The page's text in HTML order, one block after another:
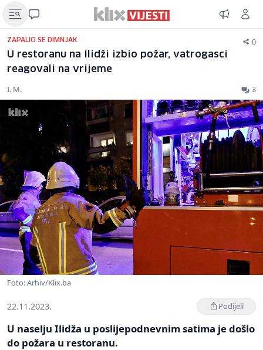
ZAPALIO SE DIMNJAK 0
U restoranu na Ilidži izbio požar, vatrogasci
reagovali na vrijeme
I. M. 3
Foto: Arhiv/Klix.ba
22.11.2023. Podijeli
U naselju Ilidža u poslijepodnevnim satima je došlo
do požara u restoranu.